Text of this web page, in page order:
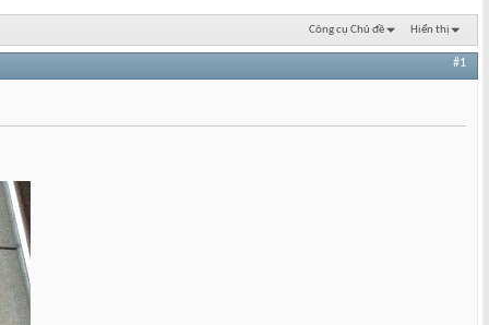
Công cụ Chủ đề Hiển thị
#1